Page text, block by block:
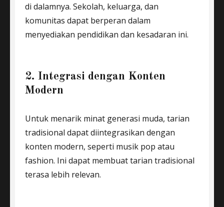
di dalamnya. Sekolah, keluarga, dan
komunitas dapat berperan dalam
menyediakan pendidikan dan kesadaran ini.
2. Integrasi dengan Konten
Modern
Untuk menarik minat generasi muda, tarian
tradisional dapat diintegrasikan dengan
konten modern, seperti musik pop atau
fashion. Ini dapat membuat tarian tradisional
terasa lebih relevan.